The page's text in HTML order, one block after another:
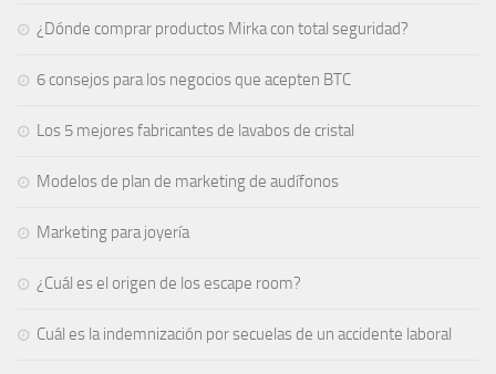
¿Dónde comprar productos Mirka con total seguridad?
6 consejos para los negocios que acepten BTC
Los 5 mejores fabricantes de lavabos de cristal
Modelos de plan de marketing de audífonos
Marketing para joyería
¿Cuál es el origen de los escape room?
Cuál es la indemnización por secuelas de un accidente laboral